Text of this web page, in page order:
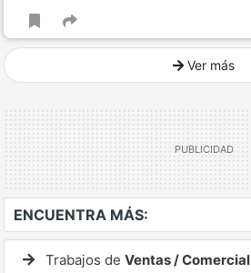
Ver más
ENCUENTRA MÁS:
Trabajos de Ventas / Comercial